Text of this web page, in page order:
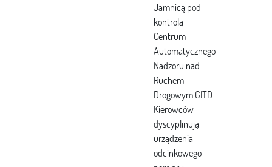
Jamnicą pod
kontrolą
Centrum
Automatycznego
Nadzoru nad
Ruchem
Drogowym GITD.
Kierowców
dyscyplinują
urządzenia
odcinkowego